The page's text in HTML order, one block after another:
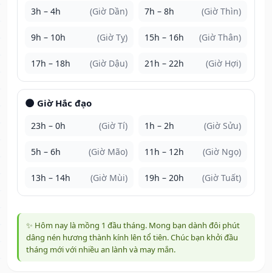
3h – 4h (Giờ Dần) 7h – 8h (Giờ Thìn)
9h – 10h (Giờ Tỵ) 15h – 16h (Giờ Thân)
17h – 18h (Giờ Dậu) 21h – 22h (Giờ Hợi)
🌑 Giờ Hắc đạo
23h – 0h (Giờ Tí) 1h – 2h (Giờ Sửu)
5h – 6h (Giờ Mão) 11h – 12h (Giờ Ngọ)
13h – 14h (Giờ Mùi) 19h – 20h (Giờ Tuất)
✨ Hôm nay là mồng 1 đầu tháng. Mong bạn dành đôi phút
dâng nén hương thành kính lên tổ tiên. Chúc bạn khởi đầu
tháng mới với nhiều an lành và may mắn.